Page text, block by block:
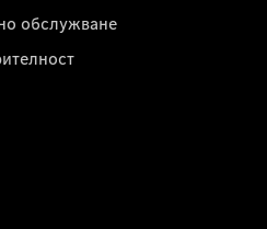
обслужване